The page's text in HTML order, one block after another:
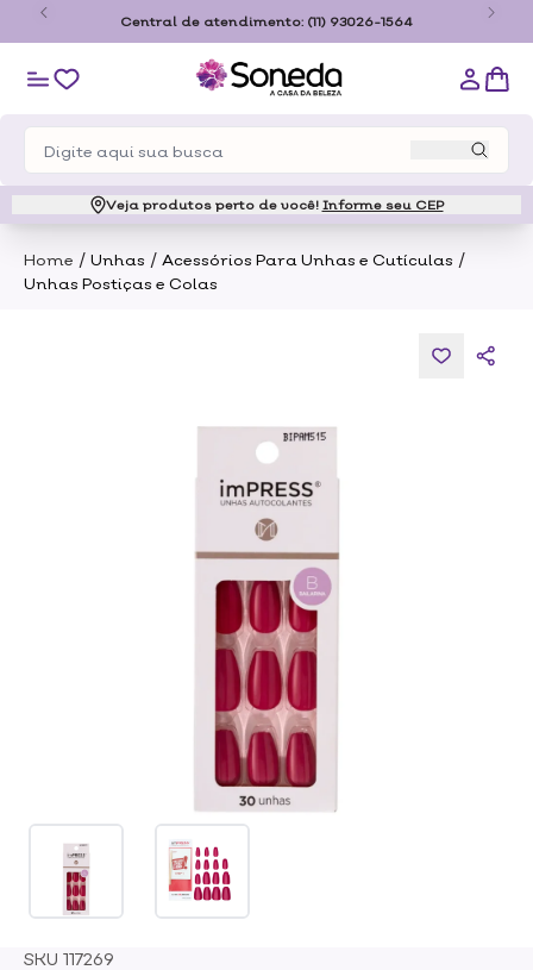
Central de atendimento: (11) 93026-1564
Veja produtos perto de você! Informe seu CEP
Home / Unhas / Acessórios Para Unhas e Cutículas /
Unhas Postiças e Colas
SKU 117269